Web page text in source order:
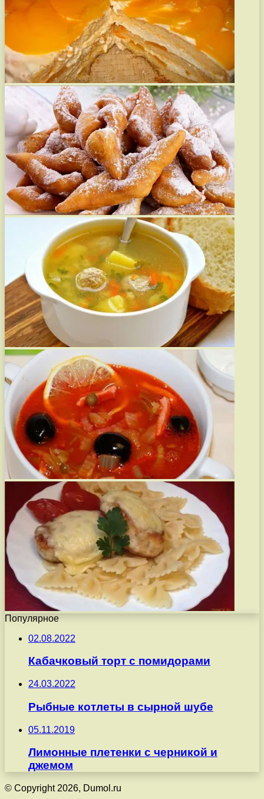
Популярное
02.08.2022
Кабачковый торт с помидорами
24.03.2022
Рыбные котлеты в сырной шубе
05.11.2019
Лимонные плетенки с черникой и
джемом
© Copyright 2026, Dumol.ru